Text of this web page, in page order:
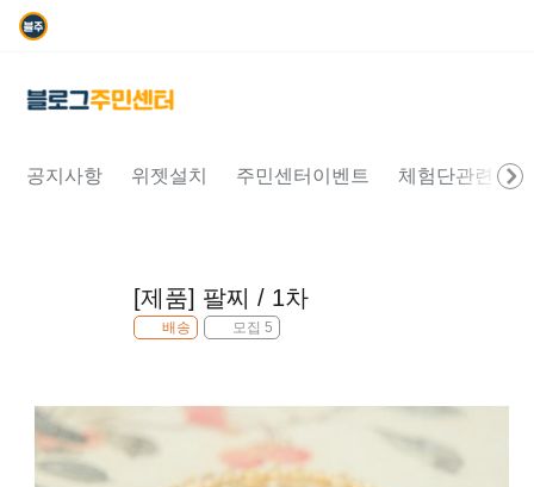
공지사항 위젯설치 주민센터이벤트 체험단관련문의
[제품] 팔찌 / 1차
배송 모집 5